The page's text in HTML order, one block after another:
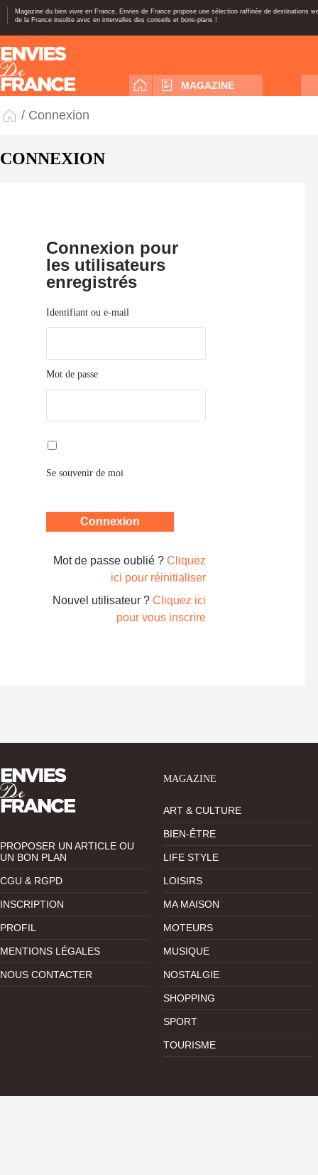
Magazine du bien vivre en France, Envies de France propose une sélection raffinée de destinations
de la France insolite avec en intervalles des conseils et bons-plans !
MAGAZINE
/ Connexion
CONNEXION
Connexion pour
les utilisateurs
enregistrés
Identifiant ou e-mail
Mot de passe
Se souvenir de moi
Mot de passe oublié ? Cliquez
ici pour réinitialiser
Nouvel utilisateur ? Cliquez ici
pour vous inscrire
PROPOSER UN ARTICLE OU
UN BON PLAN
CGU & RGPD
INSCRIPTION
PROFIL
MENTIONS LÉGALES
NOUS CONTACTER
MAGAZINE
ART & CULTURE
BIEN-ÊTRE
LIFE STYLE
LOISIRS
MA MAISON
MOTEURS
MUSIQUE
NOSTALGIE
SHOPPING
SPORT
TOURISME